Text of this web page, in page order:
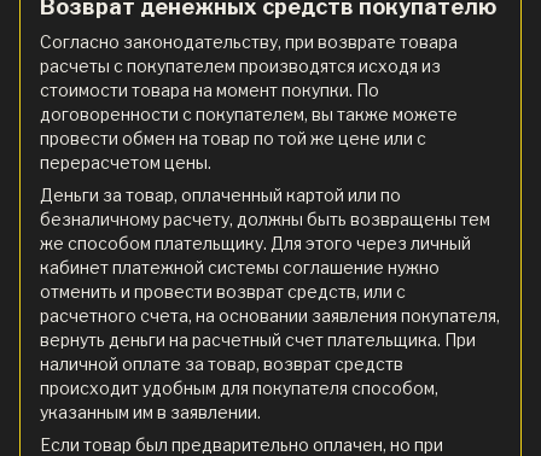
Возврат денежных средств покупателю
Согласно законодательству, при возврате товара
расчеты с покупателем производятся исходя из
стоимости товара на момент покупки. По
договоренности с покупателем, вы также можете
провести обмен на товар по той же цене или с
перерасчетом цены.
Деньги за товар, оплаченный картой или по
безналичному расчету, должны быть возвращены тем
же способом плательщику. Для этого через личный
кабинет платежной системы соглашение нужно
отменить и провести возврат средств, или с
расчетного счета, на основании заявления покупателя,
вернуть деньги на расчетный счет плательщика. При
наличной оплате за товар, возврат средств
происходит удобным для покупателя способом,
указанным им в заявлении.
Если товар был предварительно оплачен, но при